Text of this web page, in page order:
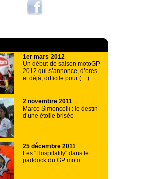
1er mars 2012
Un début de saison motoGP
2012 qui s’annonce, d’ores
et déjà, difficile pour (…)
2 novembre 2011
Marco Simoncelli : le destin
d’une étoile brisée
25 décembre 2011
Les "Hospitality" dans le
paddock du GP moto